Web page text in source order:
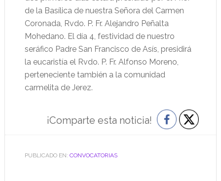
de la Basílica de nuestra Señora del Carmen
Coronada, Rvdo. P. Fr. Alejandro Peñalta
Mohedano. El día 4, festividad de nuestro
seráfico Padre San Francisco de Asís, presidirá
la eucaristía el Rvdo. P. Fr. Alfonso Moreno,
perteneciente también a la comunidad
carmelita de Jerez.
¡Comparte esta noticia!
PUBLICADO EN: CONVOCATORIAS